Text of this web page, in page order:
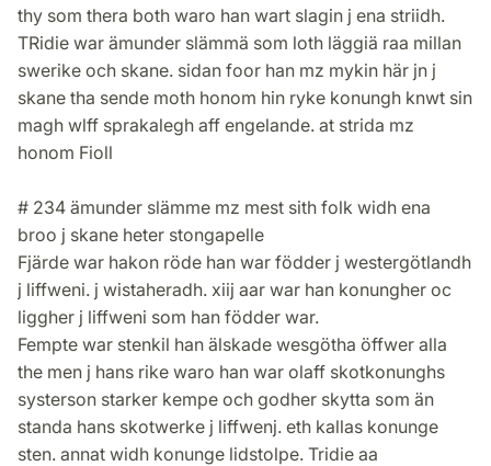
thy som thera both waro han wart slagin j ena striidh.
TRidie war ämunder slämmä som loth läggiä raa millan
swerike och skane. sidan foor han mz mykin här jn j
skane tha sende moth honom hin ryke konungh knwt sin
magh wlff sprakalegh aff engelande. at strida mz
honom Fioll
# 234 ämunder slämme mz mest sith folk widh ena
broo j skane heter stongapelle
Fjärde war hakon röde han war födder j westergötlandh
j liffweni. j wistaheradh. xiij aar war han konungher oc
liggher j liffweni som han födder war.
Fempte war stenkil han älskade wesgötha öffwer alla
the men j hans rike waro han war olaff skotkonunghs
systerson starker kempe och godher skytta som än
standa hans skotwerke j liffwenj. eth kallas konunge
sten. annat widh konunge lidstolpe. Tridie aa